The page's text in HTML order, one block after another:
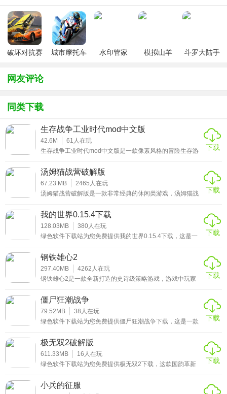
破坏对抗赛
城市摩托车
水印管家
模拟山羊
斗罗大陆手
网友评论
同类下载
生存战争工业时代mod中文版
42.6M 61 人在玩
生存战争工业时代mod中文版是一款像素风格的冒险生存游
以收集各种资源，建造房屋，制作工具，还可以和其他玩家
一起组队，共同对抗其他的玩家，让游戏更加有趣，游戏中
的世界非常的大，玩家可以自由探索，喜欢的小伙伴快来下
载试试吧
下载
汤姆猫战营破解版
67.23 MB 2465 人在玩
汤姆猫战营破解版是一款非常经典的休闲类游戏，汤姆猫战
那就要不断的战斗，获得胜利的话还可以领取到丰厚的奖
励，想来一场刺激的打水仗比赛吗？那么《汤姆猫战营》这
款精彩无限的休闲策略游戏，一定会让你喜欢，玩家需要建
造自己的营地，在精彩无比的战斗中赢得打水仗的胜利，这
下载
我的世界0.15.4下载
128.03MB 380人在玩
绿色软件下载站为您免费提供我的世界0.15.4下载，这是一
索、建造和生存。玩家从一个空白世界起步，通过收集资源
如木材和矿石，逐步制作工具、武器和庇护所，应对昼夜循
环带来的怪物威胁，体验紧张刺激的生存挑战。
下载
钢铁雄心2
297.40MB 4262 人在玩
钢铁雄心2是一款全新打造的史诗级策略游戏，游戏中玩家
募各种强大的兵种，成立你的军队，完成各种作战任务，喜
欢这类游戏的玩家们赶紧下载吧！
下载
僵尸狂潮战争
79.52MB 38 人在玩
绿色软件下载站为您免费提供僵尸狂潮战争下载，这是一款
争”为核心关键词，精准切入玩家对高自由度丧尸对抗体验的
需求。游戏构建在崩塌的人类文明背景之上，玩家将置身于
病毒肆虐后的废土世界，面对成群结队的变异僵尸展开殊死
搏斗。
下载
极无双2破解版
611.33MB 16 人在玩
绿色软件下载站为您免费提供极无双2下载，这款国韵革新
现，为玩家带来了爽快流畅的割草新体验。游戏深度还原三
国乱世背景，玩家能化身知名武将，在恢弘战场中驰骋厮
下载
小兵的征服